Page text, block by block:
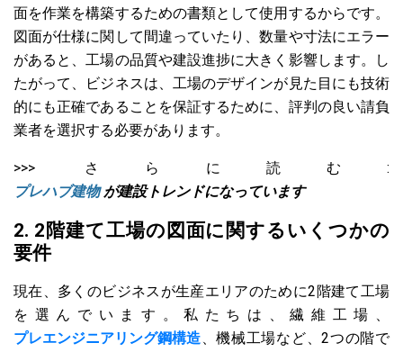
面を作業を構築するための書類として使用するからです。
図面が仕様に関して間違っていたり、数量や寸法にエラー
があると、工場の品質や建設進捗に大きく影響します。し
たがって、ビジネスは、工場のデザインが見た目にも技術
的にも正確であることを保証するために、評判の良い請負
業者を選択する必要があります。
>>> さらに読む:
プレハブ建物 が建設トレンドになっています
2. 2階建て工場の図面に関するいくつかの
要件
現在、多くのビジネスが生産エリアのために2階建て工場
を選んでいます。私たちは、繊維工場、
プレエンジニアリング鋼構造、機械工場など、2つの階で